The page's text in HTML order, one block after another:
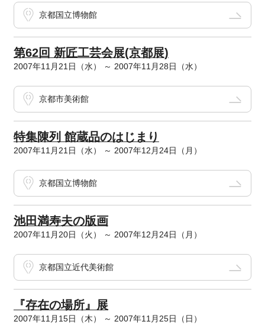
京都国立博物館
第62回 新匠工芸会展(京都展)
2007年11月21日（水） ～ 2007年11月28日（水）
京都市美術館
特集陳列 館蔵品のはじまり
2007年11月21日（水） ～ 2007年12月24日（月）
京都国立博物館
池田満寿夫の版画
2007年11月20日（火） ～ 2007年12月24日（月）
京都国立近代美術館
『存在の場所』展
2007年11月15日（木） ～ 2007年11月25日（日）